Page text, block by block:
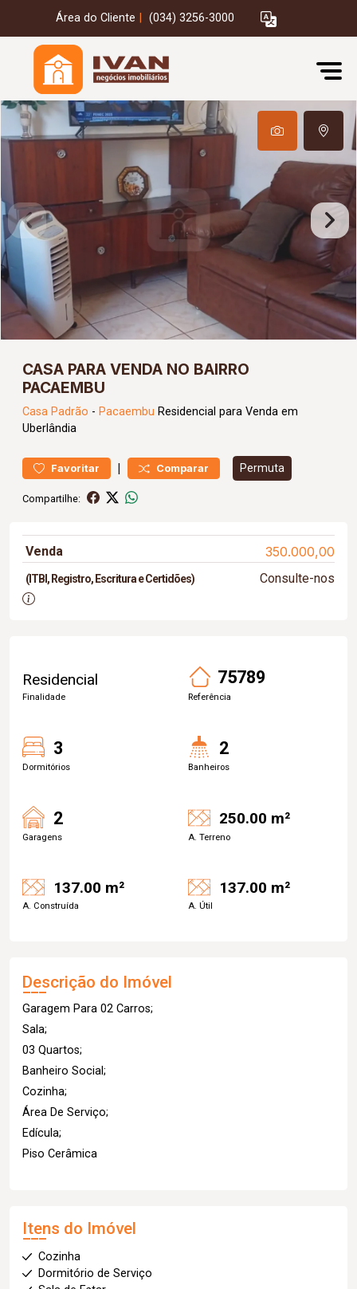
Área do Cliente (034) 3256-3000
CASA PARA VENDA NO BAIRRO
PACAEMBU
Casa Padrão - Pacaembu Residencial para Venda em
Uberlândia
Favoritar | Comparar Permuta
Compartilhe:
Venda 350.000,00
(ITBI, Registro, Escritura e Certidões) Consulte-nos
Residencial
Finalidade
75789
Referência
3
Dormitórios
2
Banheiros
2
Garagens
250.00 m²
A. Terreno
137.00 m²
A. Construída
137.00 m²
A. Útil
Descrição do Imóvel
Garagem Para 02 Carros;
Sala;
03 Quartos;
Banheiro Social;
Cozinha;
Área De Serviço;
Edícula;
Piso Cerâmica
Itens do Imóvel
Cozinha
Dormitório de Serviço